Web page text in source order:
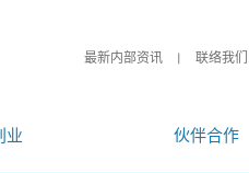
最新内部资讯 联络我们
业 伙伴合作